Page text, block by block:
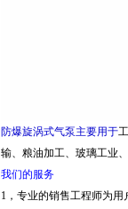
防爆旋涡式气泵主要用于
输、粮油加工、玻璃工业
我们的服务
1，专业的销售工程师为